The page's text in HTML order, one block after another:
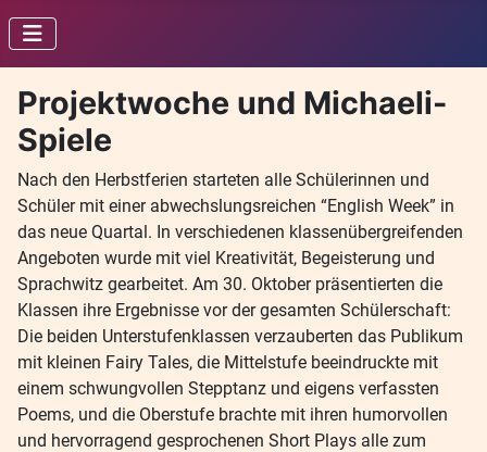
Projektwoche und Michaeli-
Spiele
Nach den Herbstferien starteten alle Schülerinnen und
Schüler mit einer abwechslungsreichen “English Week” in
das neue Quartal. In verschiedenen klassenübergreifenden
Angeboten wurde mit viel Kreativität, Begeisterung und
Sprachwitz gearbeitet. Am 30. Oktober präsentierten die
Klassen ihre Ergebnisse vor der gesamten Schülerschaft:
Die beiden Unterstufenklassen verzauberten das Publikum
mit kleinen Fairy Tales, die Mittelstufe beeindruckte mit
einem schwungvollen Stepptanz und eigens verfassten
Poems, und die Oberstufe brachte mit ihren humorvollen
und hervorragend gesprochenen Short Plays alle zum